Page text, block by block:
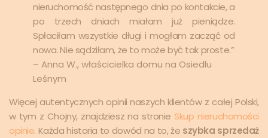
nieruchomość następnego dnia po kontakcie, a
po trzech dniach miałam już pieniądze.
Spłaciłam wszystkie długi i mogłam zacząć od
nowa. Nie sądziłam, że to może być tak proste.”
– Anna W., właścicielka domu na Osiedlu
Leśnym
Więcej autentycznych opinii naszych klientów z całej Polski,
w tym z Chojny, znajdziesz na stronie Skup nieruchomości
opinie. Każda historia to dowód na to, że szybka sprzedaż